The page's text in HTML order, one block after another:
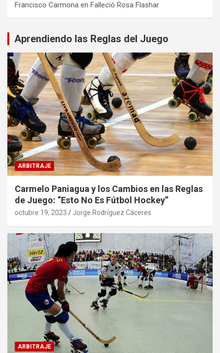
Francisco Carmona en Falleció Rosa Flashar
Aprendiendo las Reglas del Juego
ARBITRAJE
Carmelo Paniagua y los Cambios en las Reglas
de Juego: “Esto No Es Fútbol Hockey”
octubre 19, 2023 Jorge Rodríguez Cáceres
ARBITRAJE